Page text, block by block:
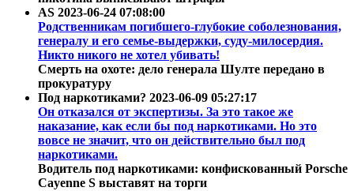
AS 2023-06-24 07:08:00
Родственникам погибшего-глубокие соболезнования,
генералу и его семье-выдержки, суду-милосердия.
Никто никого не хотел убивать!
Смерть на охоте: дело генерала Шулте передано в
прокуратуру
Под наркотиками? 2023-06-09 05:27:17
Он отказался от экспертизы. За это такое же
наказание, как если бы под наркотиками. Но это
вовсе не значит, что он действительно был под
наркотиками.
Водитель под наркотиками: конфискованный Porsche
Cayenne S выставят на торги